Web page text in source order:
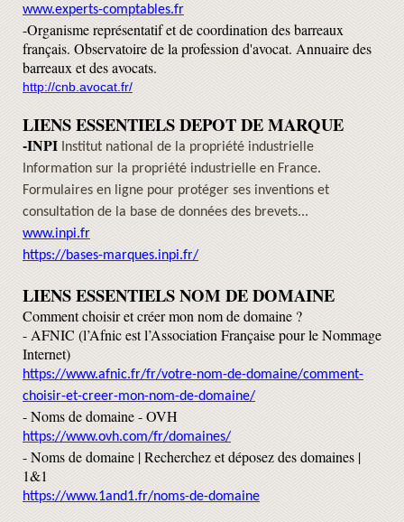
www.experts-comptables.fr
-Organisme représentatif et de coordination des barreaux
français. Observatoire de la profession d'avocat. Annuaire des
barreaux et des avocats.
http://cnb.avocat.fr/
LIENS ESSENTIELS DEPOT DE MARQUE
-INPI Institut national de la propriété industrielle
Information sur la propriété industrielle en France.
Formulaires en ligne pour protéger ses inventions et
consultation de la base de données des brevets...
www.inpi.fr
https://bases-marques.inpi.fr/
LIENS ESSENTIELS NOM DE DOMAINE
Comment choisir et créer mon nom de domaine ?
- AFNIC (l’Afnic est l’Association Française pour le Nommage
Internet)
https://www.afnic.fr/fr/votre-nom-de-domaine/comment-
choisir-et-creer-mon-nom-de-domaine/
-Noms de domaine - OVH
https://www.ovh.com/fr/domaines/
-Noms de domaine | Recherchez et déposez des domaines |
1&1
https://www.1and1.fr/noms-de-domaine